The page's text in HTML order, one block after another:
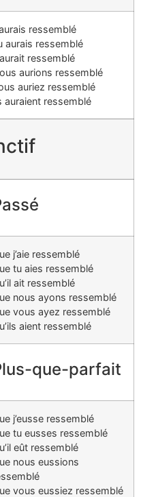
ressemblé
aurais ressemblé
ressemblé
aurions ressemblé
auriez ressemblé
auraient ressemblé
j’aie ressemblé
tu aies ressemblé
ait ressemblé
nous ayons ressemblé
vous ayez ressemblé
aient ressemblé
que-parfait
j’eusse ressemblé
tu eusses ressemblé
eût ressemblé
nous eussions
vous eussiez ressemblé